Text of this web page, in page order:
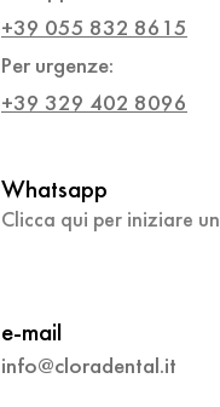
+39 055 832 8615
Per urgenze:
+39 329 402 8096
Whatsapp
Clicca qui per iniziare
e-mail
info@cloradental.it